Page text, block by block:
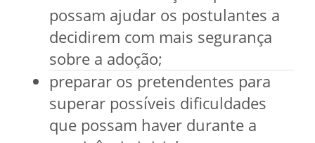
possam ajudar os postulantes a
decidirem com mais segurança
sobre a adoção;
preparar os pretendentes para
superar possíveis dificuldades
que possam haver durante a